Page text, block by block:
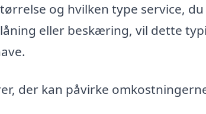
og hvilken type service,
eller beskæring, vil dette
der kan påvirke